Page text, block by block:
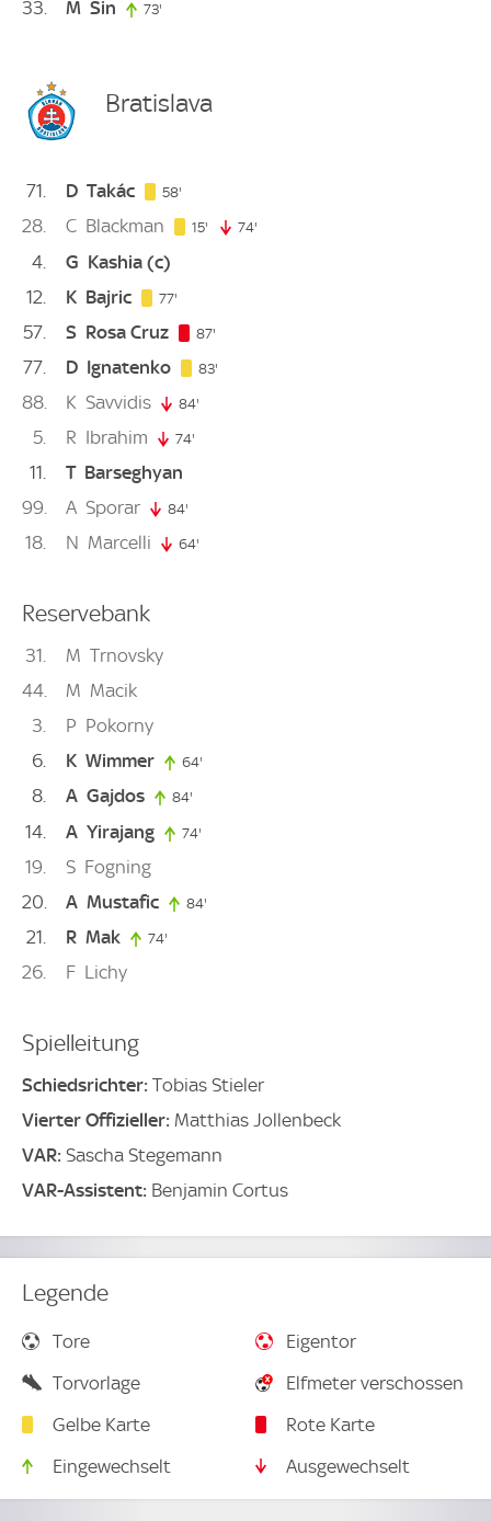
33 M Sin 73'
Bratislava
71 D Takác 58'
28 C Blackman 15' 15. minute
74'
4 G Kashia (c)
12
K Bajric 77'
57 S Rosa Cruz 87'
77 D Ignatenko 83'
88 K Savvidis 84'
5 R Ibrahim 74'
11 T Barseghyan
99
A Sporar 84'
18 N Marcelli 64'
Reservebank
31 M Trnovsky
44
M Macik
3
P Pokorny
6
K Wimmer 64'
8 A Gajdos 84'
14 A Yirajang 74'
19 S Fogning
20
A Mustafic 84'
21 R Mak 74'
26 F Lichy
Spielleitung
Schiedsrichter: Tobias Stieler
Vierter Offizieller: Matthias Jollenbeck
VAR: Sascha Stegemann
VAR-Assistent: Benjamin Cortus
Legende
Tore
Eigentor
Torvorlage
Elfmeter verschossen
Gelbe Karte
Rote Karte
Eingewechselt
Ausgewechselt